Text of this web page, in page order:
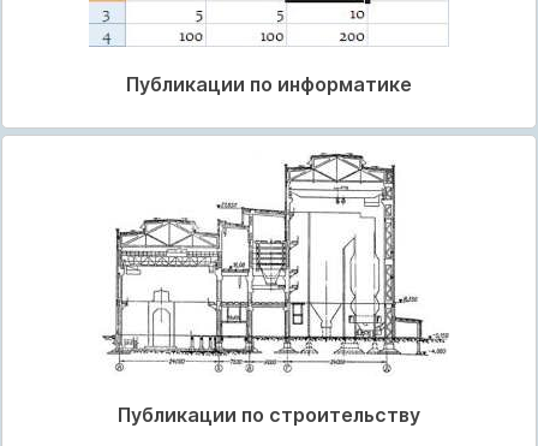
Публикации по информатике
Публикации по строительству